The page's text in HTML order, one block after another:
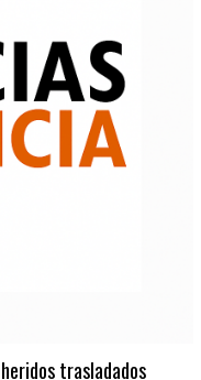
trasladados